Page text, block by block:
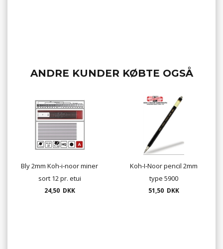
ANDRE KUNDER KØBTE OGSÅ
Bly 2mm Koh-i-noor miner
sort 12 pr. etui
24,50 DKK
Koh-I-Noor pencil 2mm
type 5900
51,50 DKK